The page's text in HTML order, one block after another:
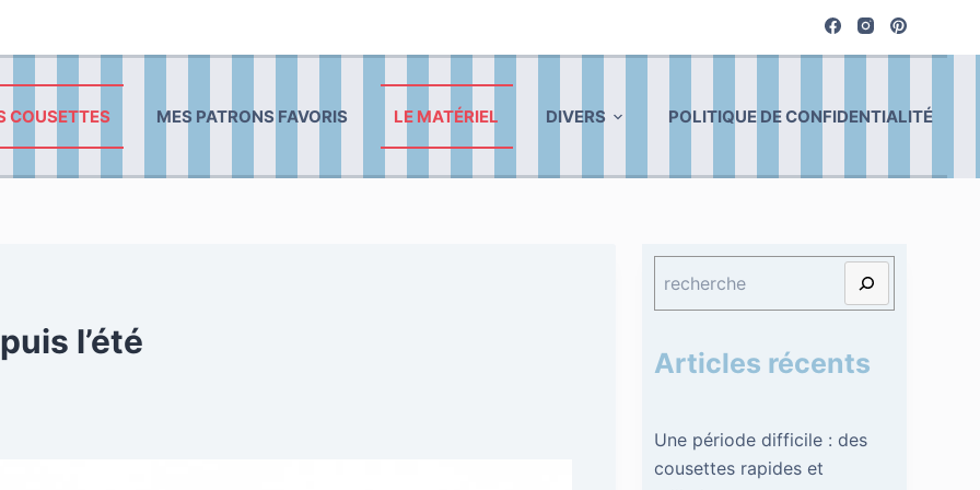
COUSETTES MES PATRONS FAVORIS LE MATÉRIEL DIVERS POLITIQUE DE CONFIDENTIALITÉ
l’été
Articles récents
Une période difficile : des
cousettes rapides et